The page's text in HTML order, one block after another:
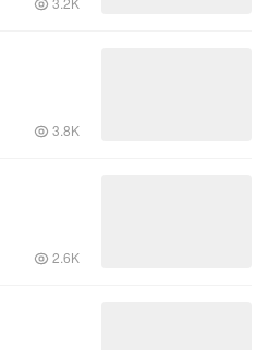
3.8K
2.6K